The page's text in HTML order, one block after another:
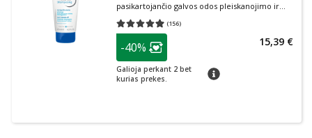
pasikartojančio galvos odos pleiskanojimo ir
niežėjimo, NODE DS+, 125 ml
(156)
Vidutinis įvertinimas 4.92
patarimas
Lojalumo klubo narių nuolaida
-40%
Galioja perkant 2 bet
kurias prekes.
patarimas
15,39 €